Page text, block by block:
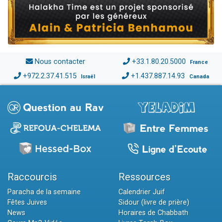
Nous contacter +33.1.80.20.5000 France
+972.2.37.41.515 Israël +1.437.887.14.93 Canada
Raccourcis
Paracha de la semaine
Fêtes Juives
News
Ressources
Calendrier Juif
Sidour (livre de prière)
Horaires de Chabbath